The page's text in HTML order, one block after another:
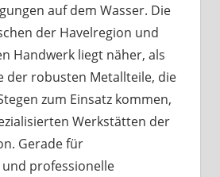
auf dem Wasser. Die
der Havelregion und
Handwerk liegt näher, als
der robusten Metallteile, die
zum Einsatz kommen,
Werkstätten der
Gerade für
professionelle